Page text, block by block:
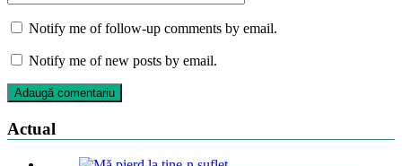
Notify me of follow-up comments by email.
Notify me of new posts by email.
Actual